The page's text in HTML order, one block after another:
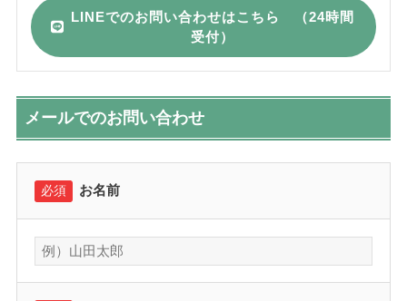
LINEでのお問い合わせはこちら （24時間
受付）
メールでのお問い合わせ
必須 お名前